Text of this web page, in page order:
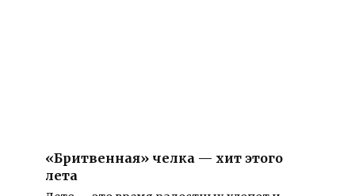
«Бритвенная» челка — хит этого
лета